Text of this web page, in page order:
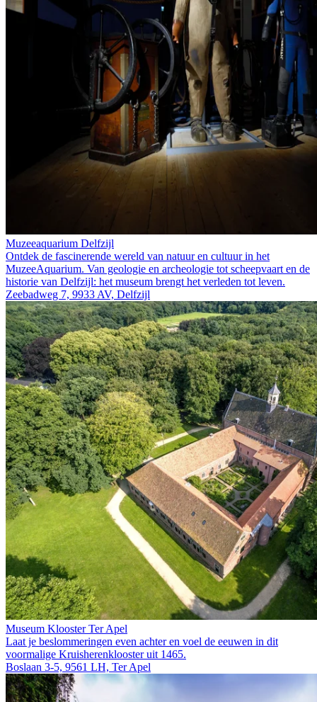
Muzeeaquarium Delfzijl
Ontdek de fascinerende wereld van natuur en cultuur in het
MuzeeAquarium. Van geologie en archeologie tot scheepvaart en de
historie van Delfzijl: het museum brengt het verleden tot leven.
Zeebadweg 7, 9933 AV, Delfzijl
Museum Klooster Ter Apel
Laat je beslommeringen even achter en voel de eeuwen in dit
voormalige Kruis­heren­klooster uit 1465.
Boslaan 3-5, 9561 LH, Ter Apel